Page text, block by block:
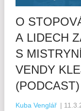
O
A LIDECH
S
VENDY
(PODCAST)
Kuba Venglář |